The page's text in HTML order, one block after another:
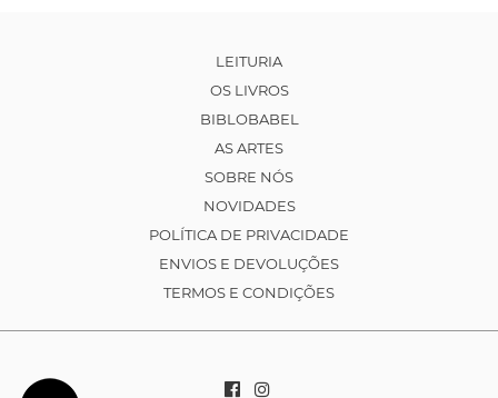
LEITURIA
OS LIVROS
BIBLOBABEL
AS ARTES
SOBRE NÓS
NOVIDADES
POLÍTICA DE PRIVACIDADE
ENVIOS E DEVOLUÇÕES
TERMOS E CONDIÇÕES